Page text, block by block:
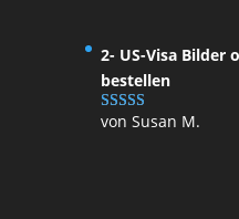
2- US-Visa Bilder
bestellen
Bewertet mit
von Susan M.